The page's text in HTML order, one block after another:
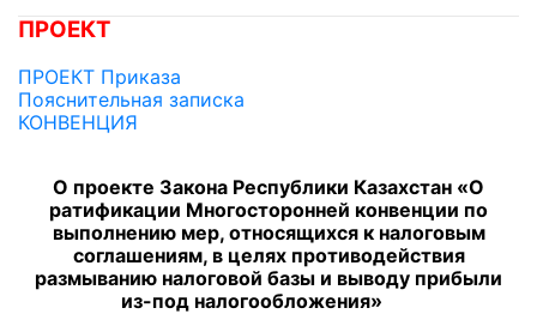
ПРОЕКТ
ПРОЕКТ Приказа
Пояснительная записка
КОНВЕНЦИЯ
О проекте Закона Республики Казахстан «О
ратификации Многосторонней конвенции по
выполнению мер, относящихся к налоговым
соглашениям, в целях противодействия
размыванию налоговой базы и выводу прибыли
из-под налогообложения»